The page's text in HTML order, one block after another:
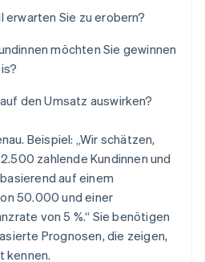
erwarten Sie zu erobern?
möchten Sie gewinnen
den Umsatz auswirken?
Beispiel: „Wir schätzen,
zahlende Kundinnen und
auf einem
50.000 und einer
von 5 %.“ Sie benötigen
Prognosen, die zeigen,
kennen.